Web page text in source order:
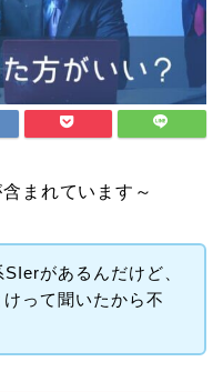
まれています～
があるんだけど、
って聞いたから不